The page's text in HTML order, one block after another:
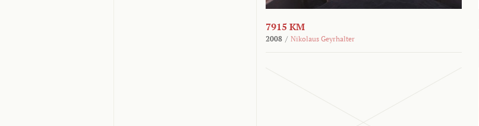
7915 KM
2008 / Nikolaus Geyrhalter